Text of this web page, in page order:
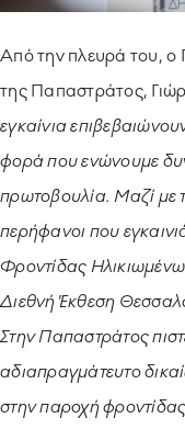
Από την πλευρά του, ο
της Παπαστράτος,
εγκαίνια
φορά που ενώνουμε
πρωτοβουλία. Μαζί με
περήφανοι που
Φροντίδας
Διεθνή Έκθεση
Στην Παπαστράτος
αδιαπραγμάτευτο
στην παροχή